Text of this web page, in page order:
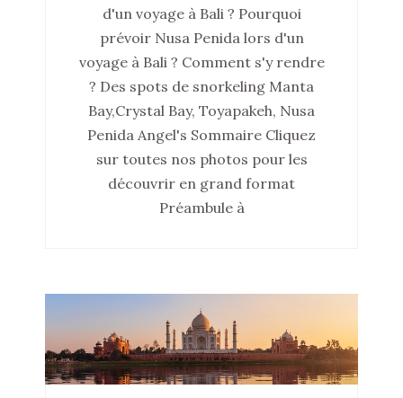
d'un voyage à Bali ? Pourquoi
prévoir Nusa Penida lors d'un
voyage à Bali ? Comment s'y rendre
? Des spots de snorkeling Manta
Bay,Crystal Bay, Toyapakeh, Nusa
Penida Angel's Sommaire Cliquez
sur toutes nos photos pour les
découvrir en grand format
Préambule à